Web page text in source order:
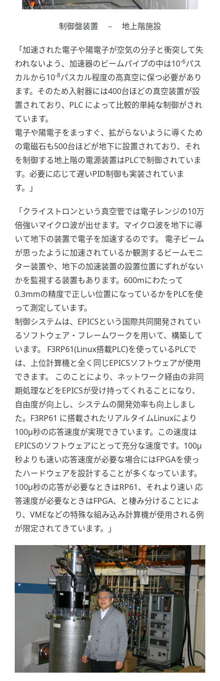
制御盤装置 － 地上階施設
「加速された電子や陽電子が空気の分子と衝突して失
われないよう、加速器のビームパイプの中は10-6パス
カルから10-8パスカル程度の高真空に保つ必要があり
ます。そのため入射器には400台ほどの真空装置が設
置されており、PLC によって比較的単純な制御がされ
ています。
電子や陽電子をまっすぐ、拡がらないように導くため
の電磁石も500台ほどが地下に設置されており、それ
を制御する地上階の電源装置はPLCで制御されていま
す。必要に応じて遅いPID制御も実装されていま
す。」
「クライストロンという真空管では電子レンジの10万
倍強いマイクロ波が出せます。マイクロ波を地下に導
いて地下の装置で電子を加速するのです。 電子ビーム
が思ったように加速されているか観測するビームモニ
ター装置や、地下の加速装置の設置位置にずれがない
かを監視する装置もあります。600mにわたって
0.3mmの精度で正しい位置になっているかをPLCを使
って測定しています。
制御システムは、EPICSという国際共同開発されてい
るソフトウェア・フレームワークを用いて、構築して
います。 F3RP61(Linux搭載PLC)を使っているPLCで
は、上位計算機と全く同じEPICSソフトウェアが使用
できます。 このことにより、ネットワーク経由の非同
期処理などをEPICSが受け持ってくれることになり、
自由度が向上し、システムの開発効率も向上しまし
た。F3RP61 に搭載されたリアルタイムLinuxにより
100μ秒の応答速度が実現できています。この速度は
EPICSのソフトウェアにとって充分な速度です。100μ
秒よりも速い応答速度が必要な場合にはFPGAを使っ
たハードウェアを設計することが多くなっています。
100μ秒の応答が必要なときはRP61、それより速い 応
答速度が必要なときはFPGA、と棲み分けることによ
り、VMEなどの特殊な組み込み計算機が使用される例
が限定されてきています。」